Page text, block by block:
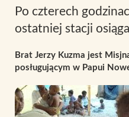
Po czterech
ostatniej stacji
Brat Jerzy Kuzma jest
posługującym w Papui